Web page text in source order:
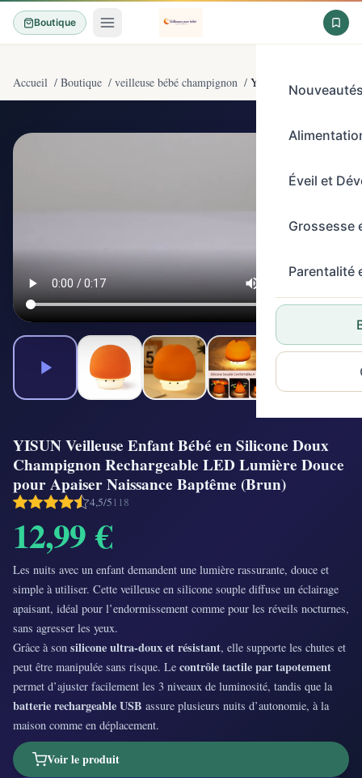
Boutique
Éveil et
Grossesse
Parentalité
Accueil / Boutique / veilleuse bébé champignon / YISUN Veilleuse
YISUN Veilleuse Enfant Bébé en Silicone Doux
Champignon Rechargeable LED Lumière Douce
pour Apaiser Naissance Baptême (Brun)
4,5/5118
12,99 €
Les nuits avec un enfant demandent une lumière rassurante, douce et
simple à utiliser. Cette veilleuse en silicone souple diffuse un éclairage
apaisant, idéal pour l’endormissement comme pour les réveils nocturnes,
sans agresser les yeux.
Grâce à son silicone ultra-doux et résistant, elle supporte les chutes et
peut être manipulée sans risque. Le contrôle tactile par tapotement
permet d’ajuster facilement les 3 niveaux de luminosité, tandis que la
batterie rechargeable USB assure plusieurs nuits d’autonomie, à la
maison comme en déplacement.
Voir le produit